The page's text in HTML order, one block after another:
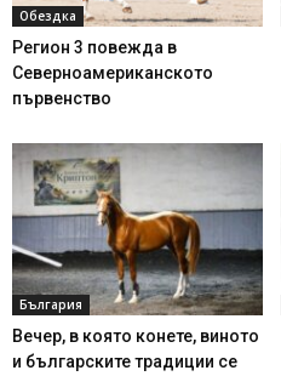
Обездка
Регион 3 повежда в
Северноамериканското
първенство
България
Вечер, в която конете, виното
и българските традиции се